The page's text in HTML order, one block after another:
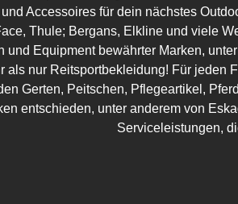
Accessoires für dein nächstes
Thule; Bergans, Elkline und viele
und Equipment bewährter Marken,
als nur Reitsportbekleidung! Für
Gerten, Peitschen, Pflegeartikel,
entschieden, unter anderem von
Serviceleistungen,